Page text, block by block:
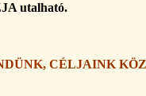
utalható.
CÉLJAINK